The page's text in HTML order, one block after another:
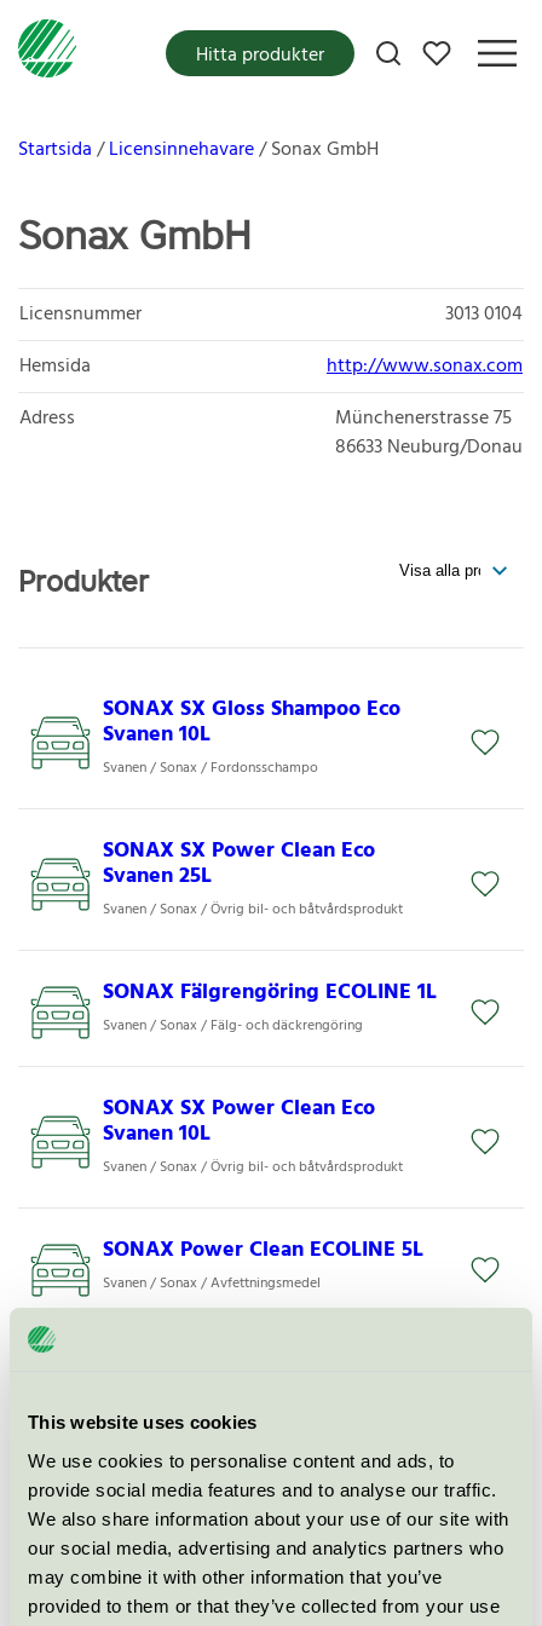
This website uses cookies
We use cookies to personalise content and ads, to
provide social media features and to analyse our traffic.
We also share information about your use of our site with
our social media, advertising and analytics partners who
may combine it with other information that you’ve
provided to them or that they’ve collected from your use
Mina favoriter
Hitta produkter
Startsida Licensinnehavare Sonax GmbH
Sonax GmbH
Licensnummer
3013 0104
Hemsida
http://www.sonax.com
Adress
Münchenerstrasse 75
86633Neuburg/Donau
Produkter
SONAX SX Gloss Shampoo Eco
Svanen 10L
Svanen / Sonax / Fordonsschampo
SONAX SX Power Clean Eco
Svanen 25L
Svanen / Sonax / Övrig bil- och båtvårdsprodukt
SONAX Fälgrengöring ECOLINE 1L
Svanen / Sonax / Fälg- och däckrengöring
SONAX SX Power Clean Eco
Svanen 10L
Svanen / Sonax / Övrig bil- och båtvårdsprodukt
SONAX Power Clean ECOLINE 5L
Svanen / Sonax / Avfettningsmedel
Svanen / Sonax / Vax och polish
SONAX Bilschampo ECOLINE 1L
Svanen / Sonax / Fordonsschampo